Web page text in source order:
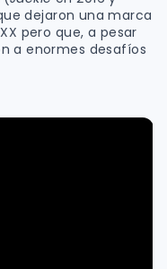
dejaron una marca
pero que, a pesar
a enormes desafíos